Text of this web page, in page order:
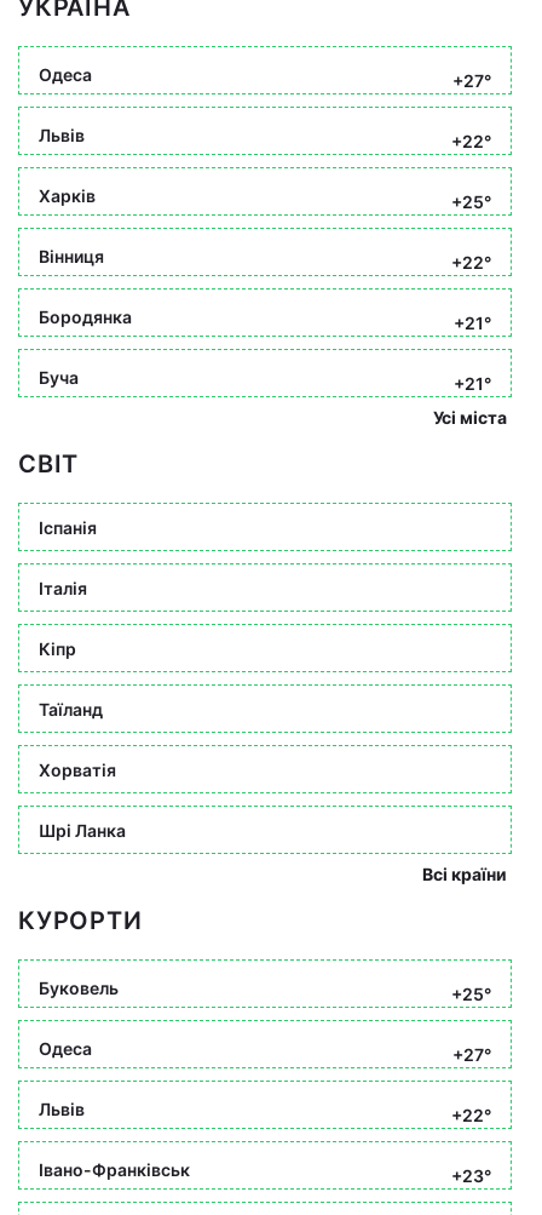
УКРАЇНА
Одеса +27°
Львів +22°
Харків +25°
Вінниця +22°
Бородянка +21°
Буча
+21°
Усі міста
СВІТ
Іспанія
Італія
Кіпр
Таїланд
Хорватія
Шрі Ланка
Всі країни
КУРОРТИ
Буковель +25°
Одеса +27°
Львів +22°
Івано-Франківськ +23°